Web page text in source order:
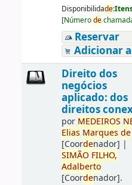
Disponibilidade:
[Númerode
Reservar
Adicionar
Direito dos
negócios
aplicado: dos
direitos
por MEDEIROS
Elias Marques de
[Coordenador] |
SIMÃO FILHO,
Adalberto
[Coordenador].